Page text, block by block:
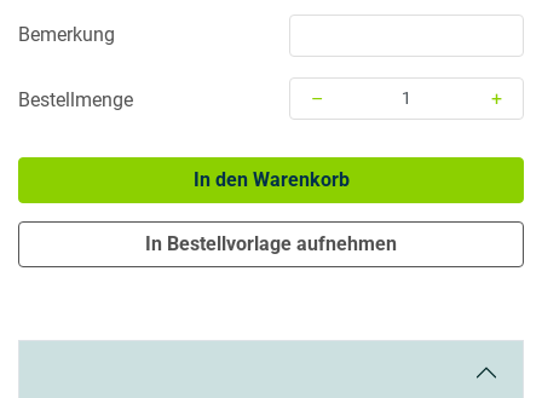
Bemerkung
Bestellmenge –
+
In den Warenkorb
In Bestellvorlage aufnehmen